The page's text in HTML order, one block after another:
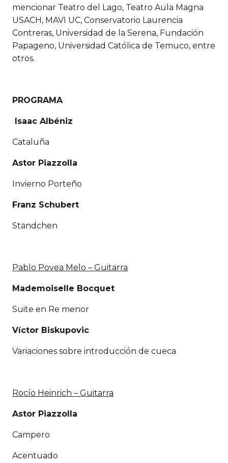
mencionar Teatro del Lago, Teatro Aula Magna
USACH, MAVI UC, Conservatorio Laurencia
Contreras, Universidad de la Serena, Fundación
Papageno, Universidad Católica de Temuco, entre
otros.
PROGRAMA
Isaac Albéniz
Cataluña
Astor Piazzolla
Invierno Porteño
Franz Schubert
Ständchen
Pablo Povea Melo – Guitarra
Mademoiselle Bocquet
Suite en Re menor
Víctor Biskupovic
Variaciones sobre introducción de cueca
Rocío Heinrich – Guitarra
Astor Piazzolla
Campero
Acentuado